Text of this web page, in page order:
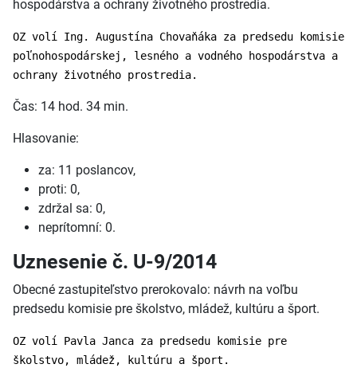
hospodárstva a ochrany životného prostredia.
OZ volí Ing. Augustína Chovaňáka za predsedu komisie
poľnohospodárskej, lesného a vodného hospodárstva a
ochrany životného prostredia.
Čas: 14 hod. 34 min.
Hlasovanie:
za: 11 poslancov,
proti: 0,
zdržal sa: 0,
neprítomní: 0.
Uznesenie č. U-9/2014
Obecné zastupiteľstvo prerokovalo: návrh na voľbu
predsedu komisie pre školstvo, mládež, kultúru a šport.
OZ volí Pavla Janca za predsedu komisie pre
školstvo, mládež, kultúru a šport.